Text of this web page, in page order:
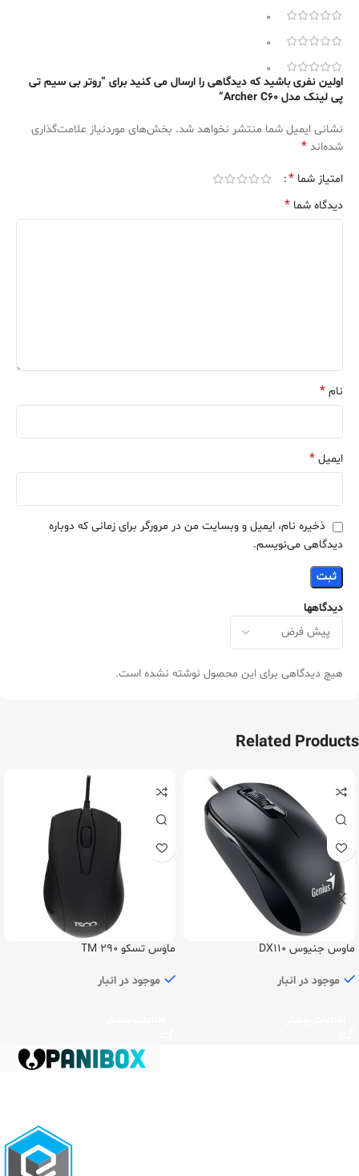
0
0
0
دیدگاهها
هیچ دیدگاهی برای این محصول نوشته نشده است.
اولین نفری باشید که دیدگاهی را ارسال می کنید برای “روتر بی سیم تی
پی لینک مدل Archer C60”
نشانی ایمیل شما منتشر نخواهد شد. بخش‌های موردنیاز علامت‌گذاری
شده‌اند *
امتیاز شما *
دیدگاه شما *
نام *
ایمیل *
ذخیره نام، ایمیل و وبسایت من در مرورگر برای زمانی که دوباره
دیدگاهی می‌نویسم.
Related Products
ماوس جنیوس DX110
موجود در انبار
ماوس تسکو TM 290
موجود در انبار